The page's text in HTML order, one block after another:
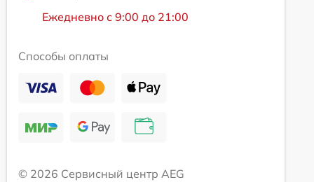
Ежедневно с 9:00 до 21:00
Способы оплаты
© 2026 Сервисный центр AEG